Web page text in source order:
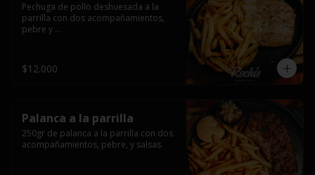
Pechuga de pollo deshuesada a la
parrilla con dos acompañamientos,
pebre y
$12.000
Palanca a la parrilla
250gr de palanca a la parrilla con dos
acompañamientos, pebre, y salsas.